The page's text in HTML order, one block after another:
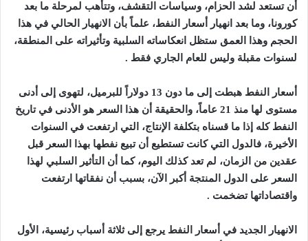
أن تستعد لشد الحزام، وسياسات التقشف، وتتأهب لمرحلة ما بعد
كورونا، وما بعد انهيار أسعار النفط، علماً بأن الانهيار الحالي في هذا
الحجم وهذا العمق ستظل انعكاساته السلبية وتأثيراته على المنطقة،
لسنوات مقبلة وليس للعام الجاري فقط .
أسعار النفط هبطت إلى ما دون 13 دولاراً للبرميل، لتهوى إلى أدنى
مستوى لها منذ 21 عاماً، والحقيقة أن هذا السعر هو الأدنى في تاريخ
النفط كله إذا ما قسناه بتكلفة الإنتاج، التي ارتفعت في السنوات
الأخيرة، فالدول التي كانت تستطيع أن تبيع نفطها بهذا السعر قبل
عقدين من الزمان، لم تعد كذلك اليوم، كما أن التأثير السلبي لهذا
السعر على الدول المنتجة أكبر الآن، بسبب أن نفقاتها ارتفعت
واقتصاداتها تضخمت .
الانهيار الجديد في أسعار النفط يرجع إلى ثلاثة أسباب رئيسية، الأول